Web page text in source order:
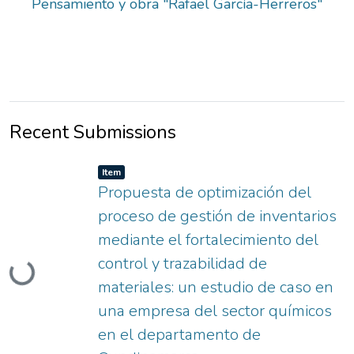
Pensamiento y obra "Rafael García-Herreros"
Recent Submissions
Loading...
Item type:
Item ,
Propuesta de optimización del
proceso de gestión de inventarios
mediante el fortalecimiento del
control y trazabilidad de
materiales: un estudio de caso en
una empresa del sector químicos
en el departamento de